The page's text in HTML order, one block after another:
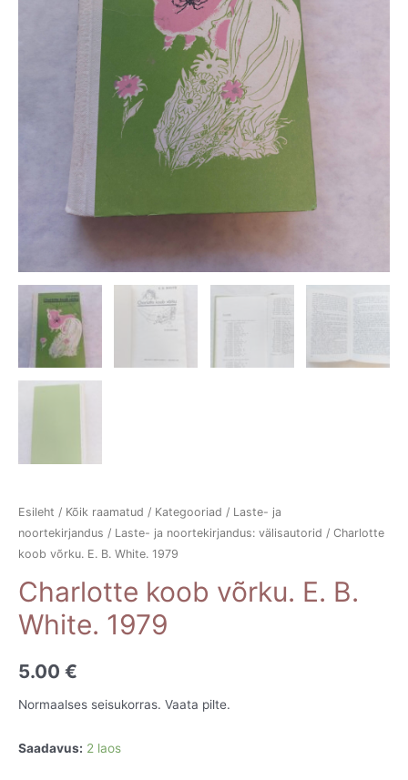
Esileht / Kõik raamatud / Kategooriad / Laste- ja
noortekirjandus / Laste- ja noortekirjandus: välisautorid / Charlotte
koob võrku. E. B. White. 1979
Charlotte koob võrku. E. B.
White. 1979
5.00 €
Normaalses seisukorras. Vaata pilte.
Saadavus: 2 laos